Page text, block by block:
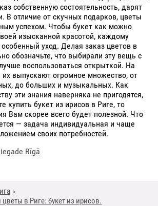
в Риге: букет из ирисов.
собственную состоятельность, дарят
В отличие от скучных подарков, цветы
успехом. Чтобы букет как можно
изысканной красотой, каждому
уход. Делая заказ цветов в
обозначьте, что выбирали эту вещь с
воспользоваться открыткой. На
выпускают огромное множество, от
до больших и музыкальных. Как
эти знания наверняка не пригодятся,
купить букет из ирисов в Риге, то
Вам скорее всего будет полезной. Что
— задача индивидуальная и чаще
своих потребностей.
Rīgā